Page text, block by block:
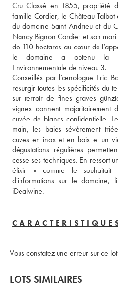
Cru Classé en 1855, propriété
famille Cordier, le Château
du domaine Saint Andrieu et du
Nancy Bignon Cordier et son
de 110 hectares au cœur de
le domaine a obtenu la
Environnementale de niveau 3.
Conseillés par l’œnologue Eric
resurgir toutes les spécificités du
sur terroir de fines graves
vignes donnent majoritairement
cuvée de blancs confidentielle.
main, les baies sévèrement
cuves en inox et en bois et un
dégustations régulières
cesse ses techniques. En ressort
élixir » comme le souhaitait
d'informations sur le domaine,
Vous constatez une erreur sur ce
LOTS SIMILAIRES